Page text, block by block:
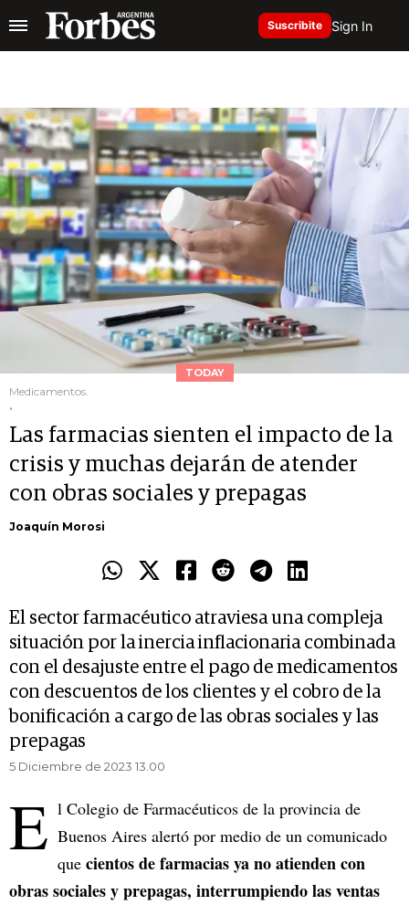
Suscribite Sign In
TODAY
Medicamentos.
.
Las farmacias sienten el impacto de la
crisis y muchas dejarán de atender
con obras sociales y prepagas
Joaquín Morosi
El sector farmacéutico atraviesa una compleja
situación por la inercia inflacionaria combinada
con el desajuste entre el pago de medicamentos
con descuentos de los clientes y el cobro de la
bonificación a cargo de las obras sociales y las
prepagas
5 Diciembre de 2023 13.00
E l Colegio de Farmacéuticos de la provincia de
Buenos Aires alertó por medio de un comunicado
que cientos de farmacias ya no atienden con
obras sociales y prepagas, interrumpiendo las ventas